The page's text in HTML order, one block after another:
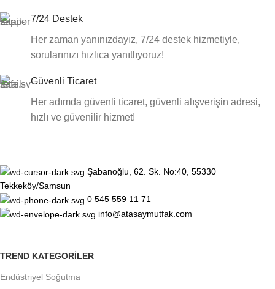
7/24 Destek
Her zaman yanınızdayız, 7/24 destek hizmetiyle,
sorularınızı hızlıca yanıtlıyoruz!
Güvenli Ticaret
Her adımda güvenli ticaret, güvenli alışverişin adresi,
hızlı ve güvenilir hizmet!
Şabanoğlu, 62. Sk. No:40, 55330
Tekkeköy/Samsun
0 545 559 11 71
info@atasaymutfak.com
TREND KATEGORILER
Endüstriyel Soğutma